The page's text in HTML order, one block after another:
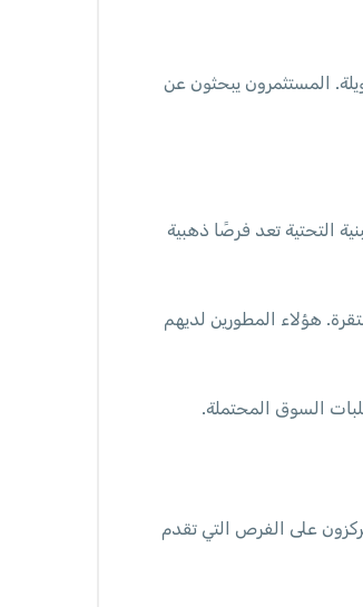
لفترات طويلة. المستثمرون يبحثون عن
التحتية تعد فرصًا ذهبية
هؤلاء المطورين لديهم
السوق المحتملة.
أو شراء عقارات في مناطق تنموية يعد هدفًا محوريًا في 2024. المستثمرون يركزون على الفرص التي تقدم